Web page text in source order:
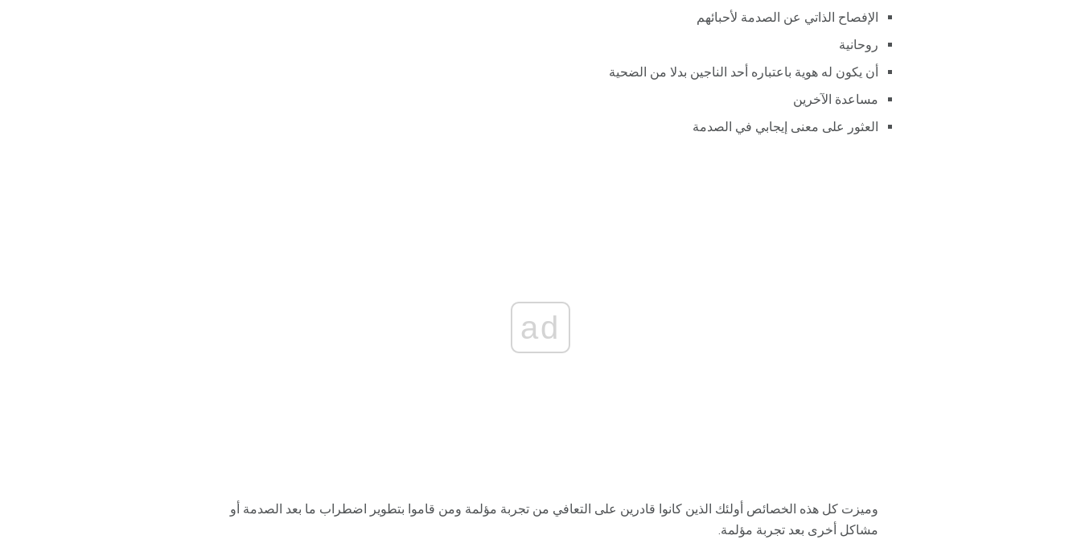
الإفصاح الذاتي عن الصدمة لأحبائهم
روحانية
أن يكون له هوية باعتباره أحد الناجين بدلا من الضحية
مساعدة الآخرين
العثور على معنى إيجابي في الصدمة
ad
وميزت كل هذه الخصائص أولئك الذين كانوا قادرين على التعافي من تجربة مؤلمة ومن قاموا بتطوير اضطراب ما بعد الصدمة أو
مشاكل أخرى بعد تجربة مؤلمة.